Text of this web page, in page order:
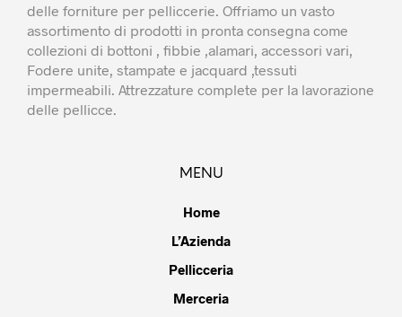
delle forniture per pelliccerie. Offriamo un vasto
assortimento di prodotti in pronta consegna come
collezioni di bottoni , fibbie ,alamari, accessori vari,
Fodere unite, stampate e jacquard ,tessuti
impermeabili. Attrezzature complete per la lavorazione
delle pellicce.
MENU
Home
L’Azienda
Pellicceria
Merceria